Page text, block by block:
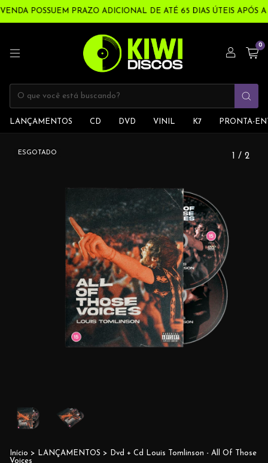
POSSUEM PRAZO ADICIONAL DE ATÉ 65 DIAS ÚTEIS APÓS A
0
LANÇAMENTOS CD DVD VINIL K7 PRONTA-
ESGOTADO 1 / 2
Início > LANÇAMENTOS >
Dvd + Cd Louis Tomlinson - All Of Those
Voices